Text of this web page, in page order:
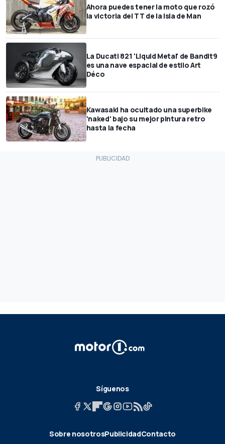
Ahora puedes tener la moto que rozó
la victoria del TT de la Isla de Man
La Ducati 821 'Liquid Metal' de Bandit9
es una nave espacial de estilo Art
Déco
Kawasaki ha ocultado una superbike
'naked' bajo su mejor pintura retro
hasta la fecha
Síguenos
Sobre nosotrosPublicidadContacto